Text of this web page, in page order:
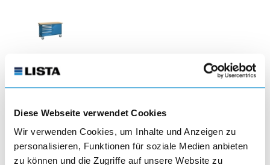
Diese Webseite verwendet Cookies
Wir verwenden Cookies, um Inhalte und Anzeigen zu
personalisieren, Funktionen für soziale Medien anbieten
zu können und die Zugriffe auf unsere Website zu
System workbenches
visibility